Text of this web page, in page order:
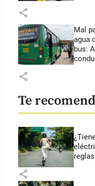
share
Mal
agua
bus:
share
Te
share